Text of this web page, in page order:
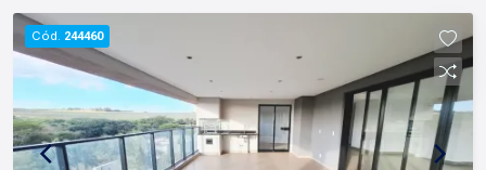
os dias construímos laços fortes e indeléveis
com nossos proprietários e clientes. Somos uma
imobiliária que equilibra a tradicionalidade com o
arrojo e a força comercial da atualidade. A Lago é
sua principal imobiliária em Ribeirão Preto!
Cód. 244460